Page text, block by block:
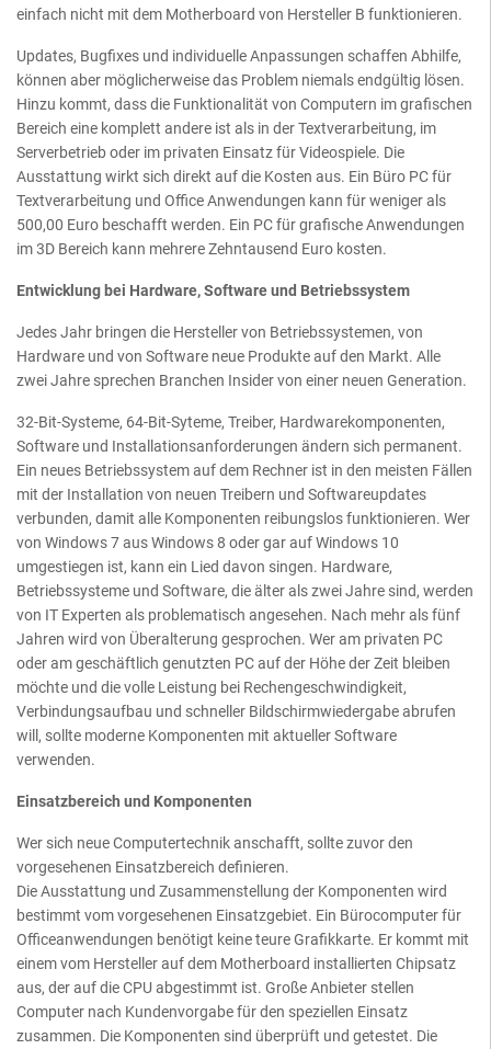
einfach nicht mit dem Motherboard von Hersteller B funktionieren.
Updates, Bugfixes und individuelle Anpassungen schaffen Abhilfe,
können aber möglicherweise das Problem niemals endgültig lösen.
Hinzu kommt, dass die Funktionalität von Computern im grafischen
Bereich eine komplett andere ist als in der Textverarbeitung, im
Serverbetrieb oder im privaten Einsatz für Videospiele. Die
Ausstattung wirkt sich direkt auf die Kosten aus. Ein Büro PC für
Textverarbeitung und Office Anwendungen kann für weniger als
500,00 Euro beschafft werden. Ein PC für grafische Anwendungen
im 3D Bereich kann mehrere Zehntausend Euro kosten.
Entwicklung bei Hardware, Software und Betriebssystem
Jedes Jahr bringen die Hersteller von Betriebssystemen, von
Hardware und von Software neue Produkte auf den Markt. Alle
zwei Jahre sprechen Branchen Insider von einer neuen Generation.
32-Bit-Systeme, 64-Bit-Syteme, Treiber, Hardwarekomponenten,
Software und Installationsanforderungen ändern sich permanent.
Ein neues Betriebssystem auf dem Rechner ist in den meisten Fällen
mit der Installation von neuen Treibern und Softwareupdates
verbunden, damit alle Komponenten reibungslos funktionieren. Wer
von Windows 7 aus Windows 8 oder gar auf Windows 10
umgestiegen ist, kann ein Lied davon singen. Hardware,
Betriebssysteme und Software, die älter als zwei Jahre sind, werden
von IT Experten als problematisch angesehen. Nach mehr als fünf
Jahren wird von Überalterung gesprochen. Wer am privaten PC
oder am geschäftlich genutzten PC auf der Höhe der Zeit bleiben
möchte und die volle Leistung bei Rechengeschwindigkeit,
Verbindungsaufbau und schneller Bildschirmwiedergabe abrufen
will, sollte moderne Komponenten mit aktueller Software
verwenden.
Einsatzbereich und Komponenten
Wer sich neue Computertechnik anschafft, sollte zuvor den
vorgesehenen Einsatzbereich definieren.
Die Ausstattung und Zusammenstellung der Komponenten wird
bestimmt vom vorgesehenen Einsatzgebiet. Ein Bürocomputer für
Officeanwendungen benötigt keine teure Grafikkarte. Er kommt mit
einem vom Hersteller auf dem Motherboard installierten Chipsatz
aus, der auf die CPU abgestimmt ist. Große Anbieter stellen
Computer nach Kundenvorgabe für den speziellen Einsatz
zusammen. Die Komponenten sind überprüft und getestet. Die